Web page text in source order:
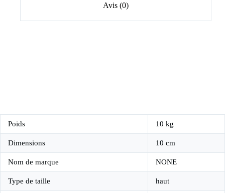
Avis (0)
Poids 10 kg
Dimensions 10 cm
Nom de marque NONE
Type de taille haut